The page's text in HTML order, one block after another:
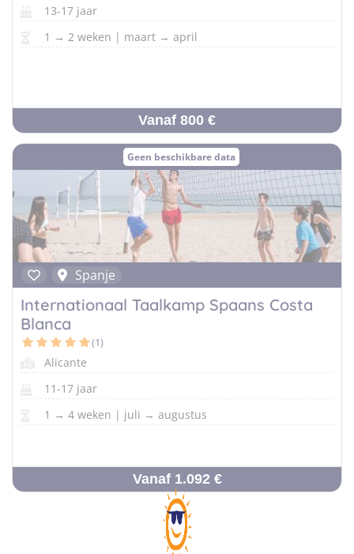
13-17 jaar
1 → 2 weken | maart → april
Vanaf 800 €
Geen beschikbare data
Spanje
Internationaal Taalkamp Spaans Costa
Blanca
(1)
Alicante
11-17 jaar
1 → 4 weken | juli → augustus
Vanaf 1.092 €